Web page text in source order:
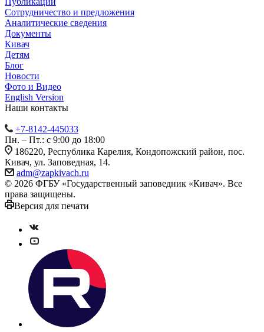
Сотрудничество и предложения
Аналитические сведения
Документы
Кивач
Детям
Блог
Новости
Фото и Видео
English Version
Наши контакты
+7-8142-445033
Пн. – Пт.: с 9:00 до 18:00
186220, Республика Карелия, Кондопожский район, пос.
Кивач, ул. Заповедная, 14.
adm@zapkivach.ru
© 2026 ФГБУ «Государственный заповедник «Кивач». Все
права защищены.
Версия для печати